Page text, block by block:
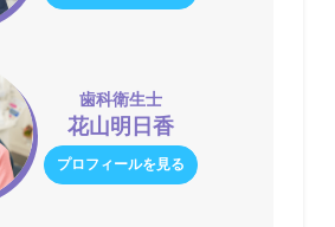
歯科衛生士
花山明日香
プロフィールを見る